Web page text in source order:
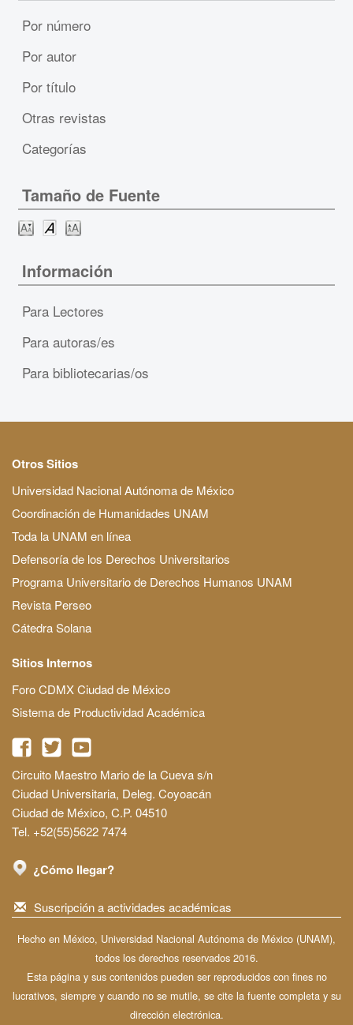
Por número
Por autor
Por título
Otras revistas
Categorías
Tamaño de Fuente
Información
Para Lectores
Para autoras/es
Para bibliotecarias/os
Otros Sitios
Universidad Nacional Autónoma de México
Coordinación de Humanidades UNAM
Toda la UNAM en línea
Defensoría de los Derechos Universitarios
Programa Universitario de Derechos Humanos UNAM
Revista Perseo
Cátedra Solana
Sitios Internos
Foro CDMX Ciudad de México
Sistema de Productividad Académica
Circuito Maestro Mario de la Cueva s/n
Ciudad Universitaria, Deleg. Coyoacán
Ciudad de México, C.P. 04510
Tel. +52(55)5622 7474
¿Cómo llegar?
Suscripción a actividades académicas
Hecho en México, Universidad Nacional Autónoma de México (UNAM),
todos los derechos reservados 2016.
Esta página y sus contenidos pueden ser reproducidos con fines no
lucrativos, siempre y cuando no se mutile, se cite la fuente completa y su
dirección electrónica.